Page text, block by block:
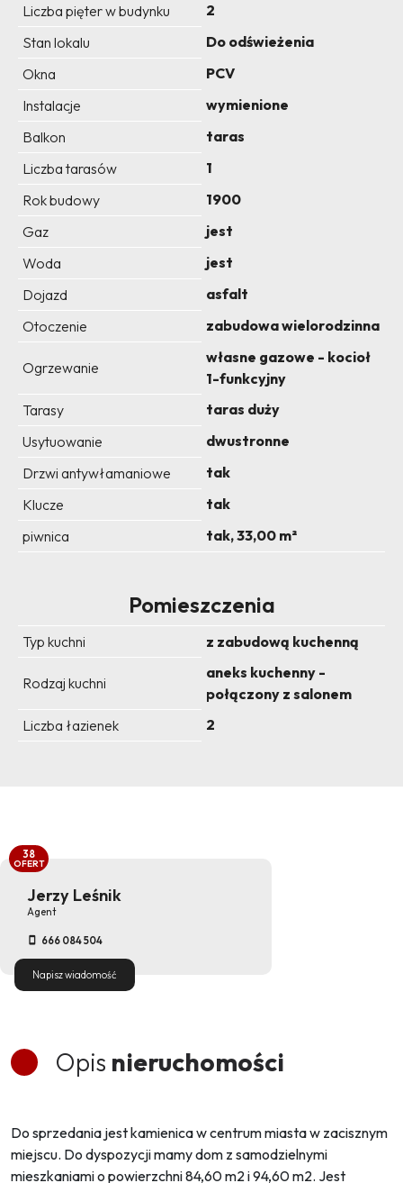
Liczba pięter w budynku
2
Stan lokalu
Do odświeżenia
Okna
PCV
Instalacje
wymienione
Balkon
taras
Liczba tarasów
1
Rok budowy
1900
Gaz
jest
Woda
jest
Dojazd
asfalt
Otoczenie
zabudowa wielorodzinna
Ogrzewanie
własne gazowe - kocioł
1-funkcyjny
Tarasy
taras duży
Usytuowanie
dwustronne
Drzwi antywłamaniowe
tak
Klucze
tak
piwnica
tak, 33,00 m²
Pomieszczenia
Typ kuchni z zabudową kuchenną
Rodzaj kuchni
aneks kuchenny -
połączony z salonem
Liczba łazienek
2
Jerzy Leśnik
Agent
666 084 504
Napisz wiadomość
38
OFERT
Opis nieruchomości
Do sprzedania jest kamienica w centrum miasta w zacisznym
miejscu. Do dyspozycji mamy dom z samodzielnymi
mieszkaniami o powierzchni 84,60 m2 i 94,60 m2. Jest